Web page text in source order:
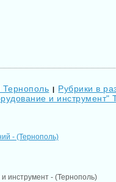
Тернополь | Рубрики в
и инструмент"
- (Тернополь)
инструмент - (Тернополь)